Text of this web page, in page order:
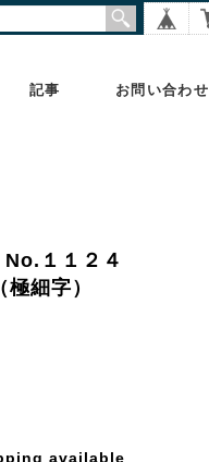
記事 お問い合わせ
No.１１２４
極細字）
available